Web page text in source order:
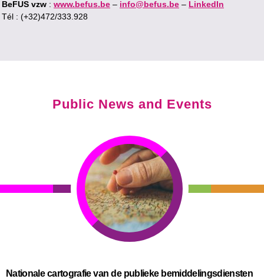
BeFUS vzw : www.befus.be – info@befus.be – LinkedIn
Tél : (+32)472/333.928
Public News and Events
Nationale cartografie van de publieke bemiddelingsdiensten